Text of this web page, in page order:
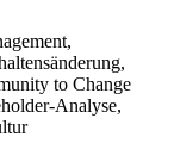
to Change
Analyse,